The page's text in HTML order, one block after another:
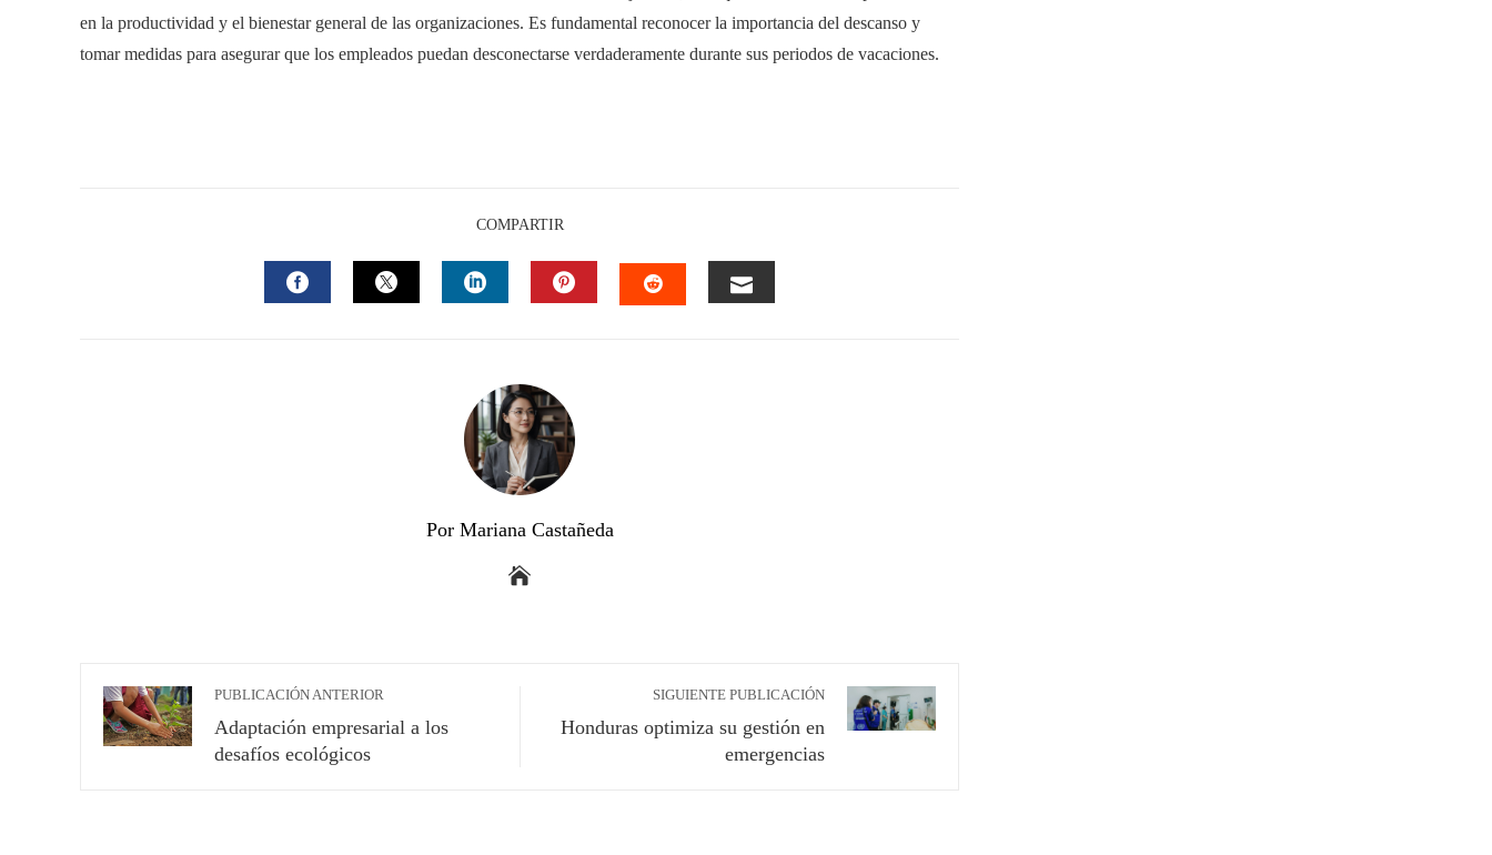
en la productividad y el bienestar general de las organizaciones. Es fundamental reconocer la importancia del descanso y
tomar medidas para asegurar que los empleados puedan desconectarse verdaderamente durante sus periodos de vacaciones.
COMPARTIR
Por Mariana Castañeda
PUBLICACIÓN ANTERIOR
Adaptación empresarial a los
desafíos ecológicos
SIGUIENTE PUBLICACIÓN
Honduras optimiza su gestión en
emergencias